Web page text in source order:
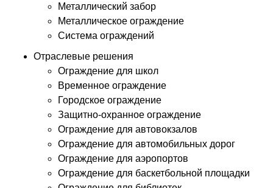
Металлический забор
Металлическое ограждение
Система ограждений
Отраслевые решения
Ограждение для школ
Временное ограждение
Городское ограждение
Защитно-охранное ограждение
Ограждение для автовокзалов
Ограждение для автомобильных дорог
Ограждение для аэропортов
Ограждение для баскетбольной площадки